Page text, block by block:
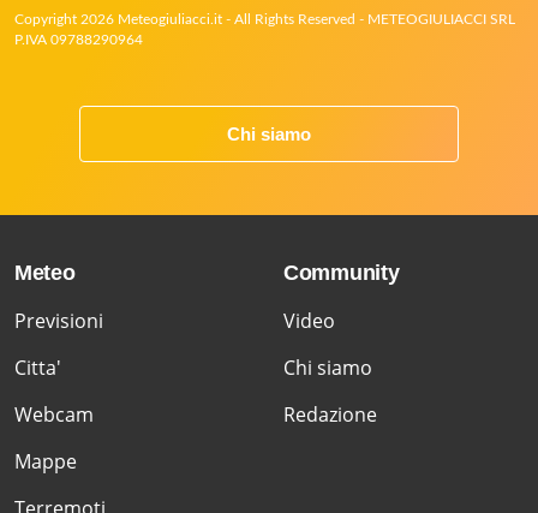
Copyright 2026 Meteogiuliacci.it - All Rights Reserved - METEOGIULIACCI SRL
P.IVA 09788290964
Chi siamo
Meteo
Previsioni
Citta'
Webcam
Mappe
Terremoti
Community
Video
Chi siamo
Redazione